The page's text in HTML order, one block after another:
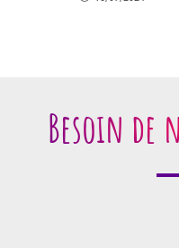
Besoin de